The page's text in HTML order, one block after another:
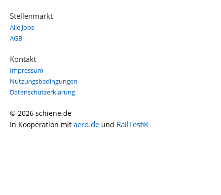
Stellenmarkt
Alle Jobs
AGB
Kontakt
Impressum
Nutzungsbedingungen
Datenschutzerklärung
© 2026 schiene.de
In Kooperation mit aero.de und RailTest®